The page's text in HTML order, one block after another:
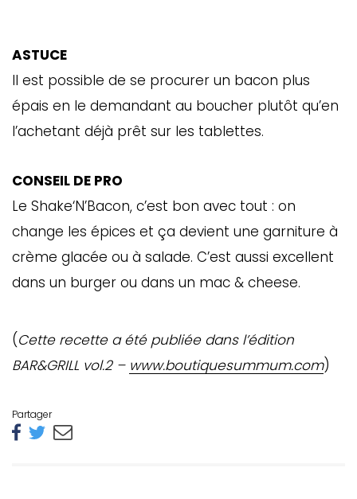
ASTUCE
Il est possible de se procurer un bacon plus
épais en le demandant au boucher plutôt qu’en
l’achetant déjà prêt sur les tablettes.
CONSEIL DE PRO
Le Shake‘N’Bacon, c’est bon avec tout : on
change les épices et ça devient une garniture à
crème glacée ou à salade. C’est aussi excellent
dans un burger ou dans un mac & cheese.
(Cette recette a été publiée dans l’édition
BAR&GRILL vol.2 – www.boutiquesummum.com)
Partager